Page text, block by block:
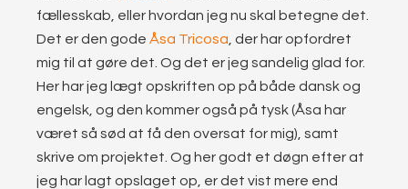
fællesskab, eller hvordan jeg nu skal betegne det.
Det er den gode Åsa Tricosa , der har opfordret
mig til at gøre det. Og det er jeg sandelig glad for.
Her har jeg lægt opskriften op på både dansk og
engelsk, og den kommer også på tysk (Åsa har
været så sød at få den oversat for mig), samt
skrive om projektet. Og her godt et døgn efter at
jeg har lagt opslaget op, er det vist mere end